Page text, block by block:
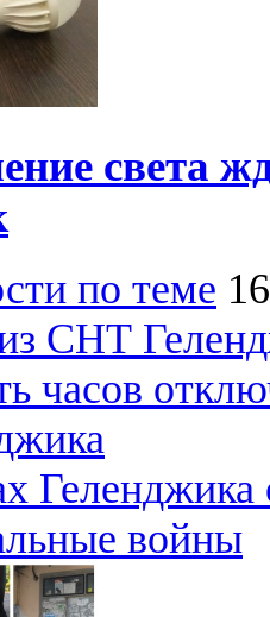
света
по теме
СНТ
часов
Геленджика
войны